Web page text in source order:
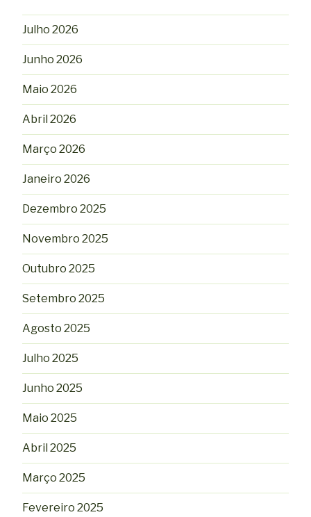
Julho 2026
Junho 2026
Maio 2026
Abril 2026
Março 2026
Janeiro 2026
Dezembro 2025
Novembro 2025
Outubro 2025
Setembro 2025
Agosto 2025
Julho 2025
Junho 2025
Maio 2025
Abril 2025
Março 2025
Fevereiro 2025